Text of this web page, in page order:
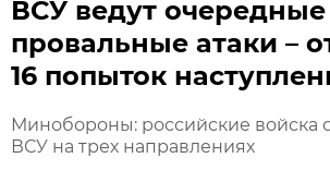
ВСУ ведут очередные
провальные атаки –
16 попыток
Минобороны: российские войска
ВСУ на трех направлениях